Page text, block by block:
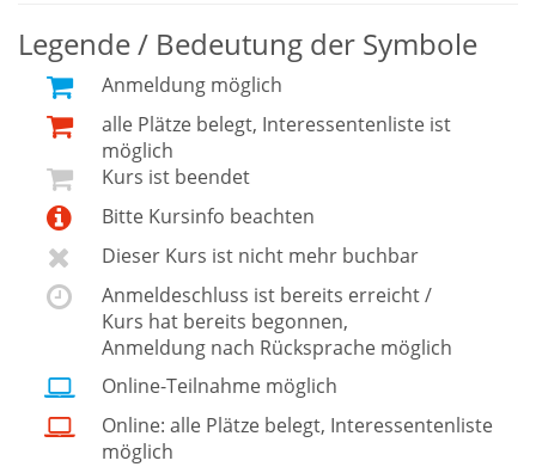
Legende / Bedeutung der Symbole
Anmeldung möglich
alle Plätze belegt, Interessentenliste ist
möglich
Kurs ist beendet
Bitte Kursinfo beachten
Dieser Kurs ist nicht mehr buchbar
Anmeldeschluss ist bereits erreicht /
Kurs hat bereits begonnen,
Anmeldung nach Rücksprache möglich
Online-Teilnahme möglich
Online: alle Plätze belegt, Interessentenliste
möglich